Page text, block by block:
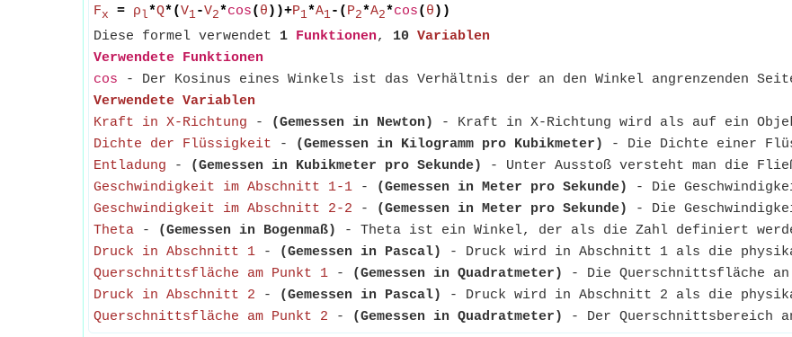
Fx = ρ l*Q*(V1-V2*cos( θ ))+P1*A1-( P2*A2*cos( θ ))
Diese formel verwendet 1 Funktionen, 10 Variablen
Verwendete Funktionen
cos - Der Kosinus eines Winkels ist das Verhältnis der an den Winkel angrenzenden
Verwendete Variablen
Kraft in X-Richtung - (Gemessen in Newton)
- Kraft in X-Richtung wird als auf ein
Dichte der Flüssigkeit - (Gemessen in Kilogramm pro Kubikmeter)
- Die Dichte einer
Entladung - (Gemessen in Kubikmeter pro Sekunde)
- Unter Ausstoß versteht man die
Geschwindigkeit im Abschnitt 1-1 - (Gemessen in Meter pro Sekunde)
- Die
Geschwindigkeit im Abschnitt 2-2 - (Gemessen in Meter pro Sekunde)
- Die
Theta - (Gemessen in Bogenmaß)
- Theta ist ein Winkel, der als die Zahl definiert werden
Druck in Abschnitt 1 - (Gemessen in Pascal)
- Druck wird in Abschnitt 1 als die
Querschnittsfläche am Punkt 1 - (Gemessen in Quadratmeter)
- Die Querschnittsfläche
Druck in Abschnitt 2 - (Gemessen in Pascal)
- Druck wird in Abschnitt 2 als die
Querschnittsfläche am Punkt 2 - (Gemessen in Quadratmeter) - Der Querschnittsbereich